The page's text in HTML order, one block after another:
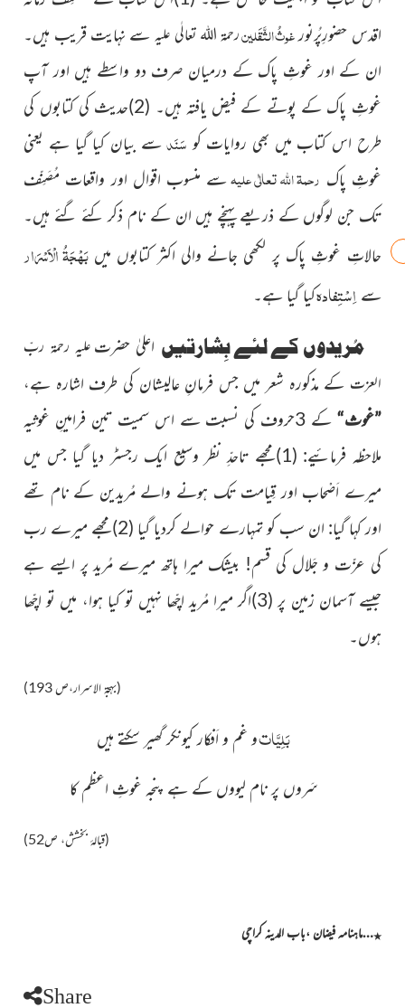
اقدس حضورِپُرنورغوثُ الثَّقَلینرحمۃ اللہ تعالٰی علیہ سے نہایت قریب ہیں۔
ان کے اور غوثِ پاک کے درمیان صرف دو واسطے ہیں اور آپ
غوثِ پاک کے پوتے کے فیض یافتہ ہیں۔ (2)حدیث کی کتابوں کی
طرح اس کتاب میں بھی روایات کو سَنَدسے بیان کیا گیا ہے یعنی
غوثِ پاک رحمۃ اللہ تعالٰی علیہسے منسوب اقوال اور واقعات مُصَنِّف
تک جن لوگوں کے ذریعے پہنچے ہیں ان کے نام ذکر کئے گئے ہیں۔
حالاتِ غوثِ پاک پر لکھی جانے والی اکثر کتابوں میںبَہْجَۃُ الْاَسْرَار
سے اِسْتِفادہکیا گیا ہے۔
مُریدوں کے لئے بِشارتیں اعلیٰ حضرت علیہ رحمۃ ربِّ
العزت کے مذکورہ شعر میں جس فرمانِ عالیشان کی طرف اشارہ ہے،
”غوث“ کے 3حروف کی نسبت سے اس سمیت تین فرامینِ
غوثیہ
ملاحظہ فرمائیے: (1)مجھے تاحدِّ نظر وسیع ایک رجسٹر دیا گیا جس میں
میرے اَصْحاب اور قِیامت تک ہونے والے مُریدین کے نام تھے
اور کہا گیا: ان سب کو تمہارے حوالے کردیا گیا (2)مجھے میرے رب
کی عزّت و جَلال کی قسم! بیشک میرا ہاتھ میرے مُرید پر ایسے ہے
جیسے آسمان زمین پر (3)اگر میرا مُرید اچّھا نہیں تو کیا ہوا، میں تو اچّھا
ہوں۔
(بہجۃ الاسرار،ص 193)
بَلِیَّاتو غم و اَفکار کیونکر گھیر سکتے ہیں
سَروں پر نام لیووں کے ہے پنجہ غوثِ اعظم کا
(قبالۂ بخشش، ص52)
٭…ماہنامہ فیضان ،باب المدینہ کراچی
Share